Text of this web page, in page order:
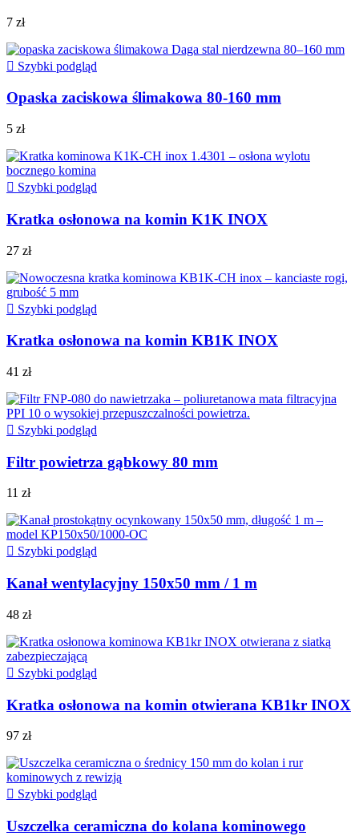
7 zł
 Szybki podgląd
Opaska zaciskowa ślimakowa 80-160 mm
5 zł
 Szybki podgląd
Kratka osłonowa na komin K1K INOX
27 zł
 Szybki podgląd
Kratka osłonowa na komin KB1K INOX
41 zł
 Szybki podgląd
Filtr powietrza gąbkowy 80 mm
11 zł
 Szybki podgląd
Kanał wentylacyjny 150x50 mm / 1 m
48 zł
 Szybki podgląd
Kratka osłonowa na komin otwierana KB1kr INOX
97 zł
 Szybki podgląd
Uszczelka ceramiczna do kolana kominowego